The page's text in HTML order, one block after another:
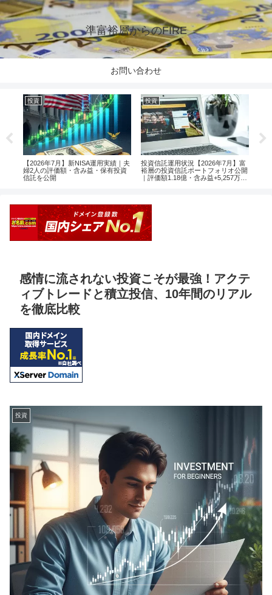
準富裕層からのFIRE
お問い合わせ
投資
【2026年7月】新NISA運用実績｜夫
婦2人の評価額・含み益・保有投資
信託を公開
投資
投資信託運用状況【2026年7月】富
裕層の投資信託ポートフォリオ公開
｜評価額1.18億・含み益+5,257万円
感情に流されない投資こそが最強！アクテ
ィブトレードと積立投信、10年間のリアル
を徹底比較
投資